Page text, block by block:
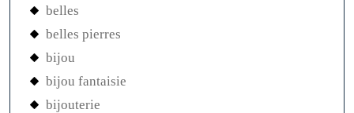
belles
belles pierres
bijou
bijou fantaisie
bijouterie